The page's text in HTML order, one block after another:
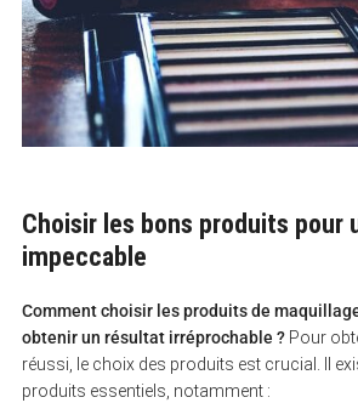
Choisir les bons produits pour
impeccable
Comment choisir les produits de
obtenir un résultat irréprochable ?Pour
réussi, le choix des produits est crucial. Il
produits essentiels, notamment :